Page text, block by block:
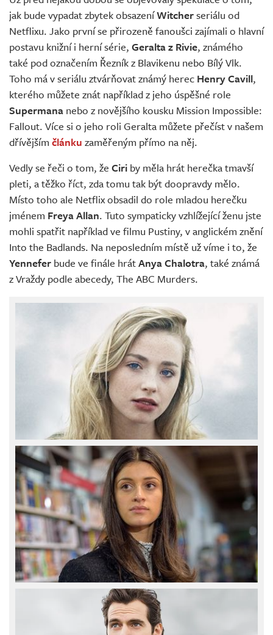
Živě
jak bude vypadat zbytek obsazeníWitcherseriálu od
Netflixu. Jako první se přirozeně fanoušci zajímali o hlavní
postavu knižní i herní série, Geralta z Rivie, známého
také pod označením Řezník z Blavikenu nebo Bílý Vlk.
Toho má v seriálu ztvárňovat známý herec Henry Cavill,
kterého můžete znát například z jeho úspěšné role
Supermana nebo z novějšího kousku Mission Impossible:
Fallout. Více si o jeho roli Geralta můžete přečíst v našem
dřívějším článku zaměřeným přímo na něj.
Vedly se řeči o tom, že Ciri by měla hrát herečka tmavší
pleti, a těžko říct, zda tomu tak být doopravdy mělo.
Místo toho ale Netflix obsadil do role mladou herečku
jménem Freya Allan. Tuto sympaticky vzhlížející ženu jste
mohli spatřit například ve filmu Pustiny, v anglickém znění
Into the Badlands. Na neposledním místě už víme i to, že
Yennefer bude ve finále hrátAnya Chalotra, také známá
z Vraždy podle abecedy, The ABC Murders.